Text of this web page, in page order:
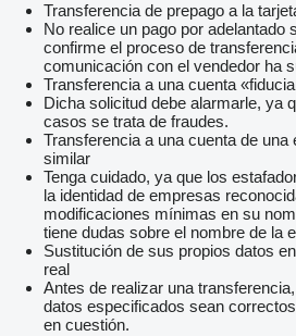
Transferencia de prepago a la
No realice un pago por adelantado
confirme el proceso de
comunicación con el vendedor ha
Transferencia a una cuenta
Dicha solicitud debe alarmarle, ya
casos se trata de fraudes.
Transferencia a una cuenta de
similar
Tenga cuidado, ya que los
la identidad de empresas
modificaciones mínimas en su
tiene dudas sobre el nombre de la
Sustitución de sus propios datos
real
Antes de realizar una
datos especificados sean
en cuestión.